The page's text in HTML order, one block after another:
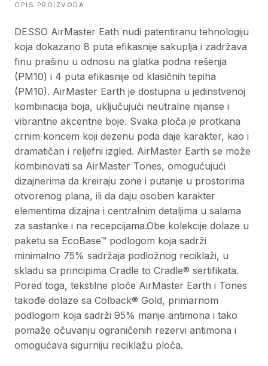
OPIS PROIZVODA
DESSO AirMaster Eath nudi patentiranu tehnologiju
koja dokazano 8 puta efikasnije sakuplja i zadržava
finu prašinu u odnosu na glatka podna rešenja
(PM10) i 4 puta efikasnije od klasičnih tepiha
(PM10). AirMaster Earth je dostupna u jedinstvenoj
kombinacija boja, uključujući neutralne nijanse i
vibrantne akcentne boje. Svaka ploča je protkana
crnim koncem koji dezenu poda daje karakter, kao i
dramatičan i reljefni izgled. AirMaster Earth se može
kombinovati sa AirMaster Tones, omogućujući
dizajnerima da kreiraju zone i putanje u prostorima
otvorenog plana, ili da daju osoben karakter
elementima dizajna i centralnim detaljima u salama
za sastanke i na recepcijama.Obe kolekcije dolaze u
paketu sa EcoBase™ podlogom koja sadrži
minimalno 75% sadržaja podložnog reciklaži, u
skladu sa principima Cradle to Cradle® sertifikata.
Pored toga, tekstilne ploče AirMaster Earth i Tones
takođe dolaze sa Colback® Gold, primarnom
podlogom koja sadrži 95% manje antimona i tako
pomaže očuvanju ograničenih rezervi antimona i
omogućava sigurniju reciklažu ploča.